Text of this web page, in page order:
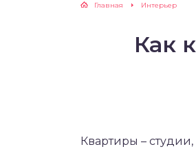
Главная Интерьер
Как
Квартиры –